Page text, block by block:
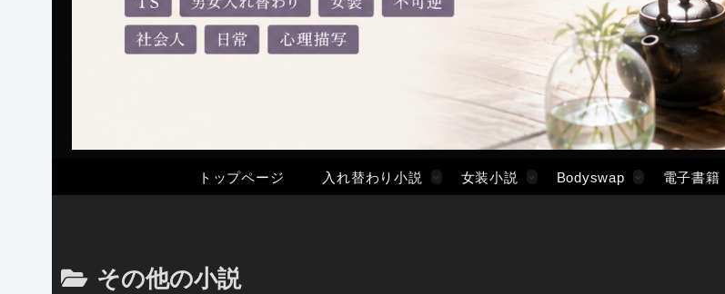
トップページ 入れ替わり小説 女装小説 Bodyswap 電子書籍
その他の小説